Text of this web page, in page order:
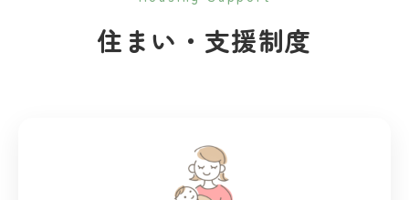
住まい・支援制度